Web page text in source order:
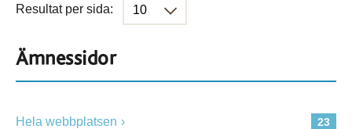
Resultat per sida:
Ämnessidor
23
Hela webbplatsen